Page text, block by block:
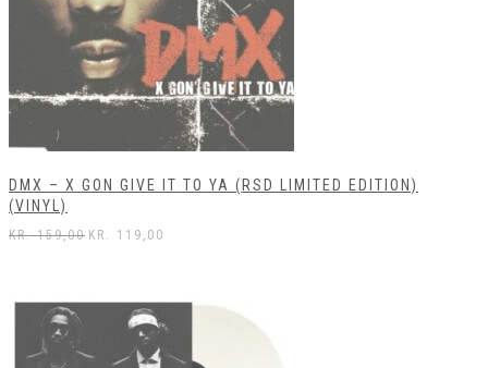
DMX – X GON GIVE IT TO YA (RSD LIMITED EDITION)
(VINYL)
KR.159,00 KR. 119,00